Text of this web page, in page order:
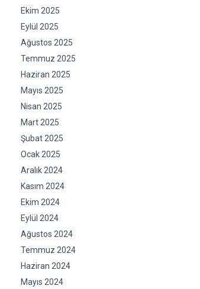
Ekim 2025
Eylül 2025
Ağustos 2025
Temmuz 2025
Haziran 2025
Mayıs 2025
Nisan 2025
Mart 2025
Şubat 2025
Ocak 2025
Aralık 2024
Kasım 2024
Ekim 2024
Eylül 2024
Ağustos 2024
Temmuz 2024
Haziran 2024
Mayıs 2024